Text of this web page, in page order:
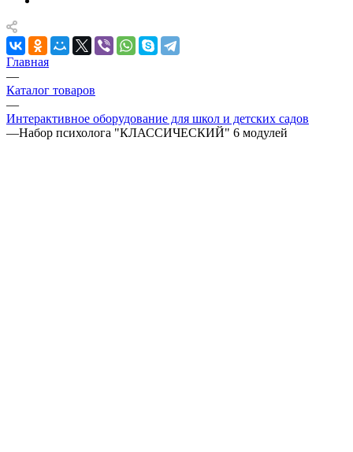
Главная
—
Каталог товаров
—
Интерактивное оборудование для школ и детских садов
—Набор психолога "КЛАССИЧЕСКИЙ" 6 модулей